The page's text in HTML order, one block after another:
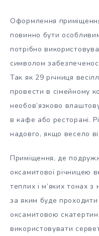
Оформлення
повинно бути
потрібно
символом
Так як 29 річниця
провести в сімейному
необов’язково
в кафе або ресторані.
надовго, якщо весело
Приміщення, де
оксамитової річницею
теплих і м’яких тонах з
за яким буде
оксамитовою
використовувати